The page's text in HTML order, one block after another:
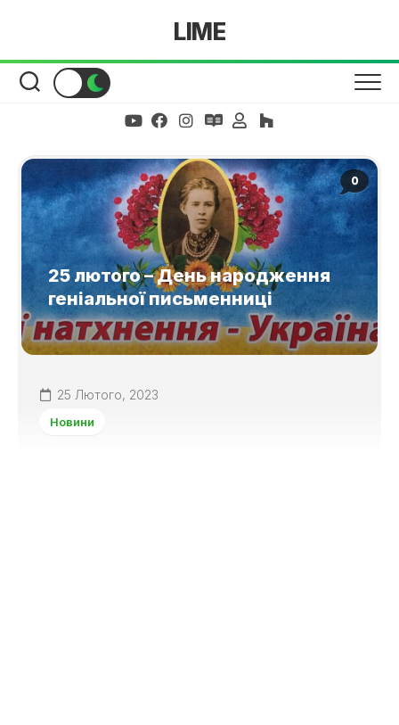
LIME
0
25 лютого – День народження
геніальної письменниці
25 Лютого, 2023
Новини